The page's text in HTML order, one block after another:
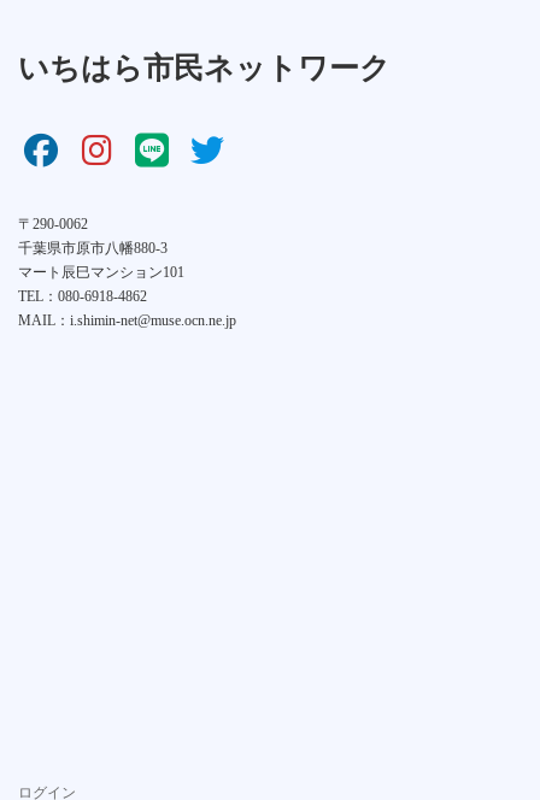
いちはら市民ネットワーク
〒290-0062
千葉県市原市八幡880-3
マート辰巳マンション101
TEL：080-6918-4862
MAIL：i.shimin-net@muse.ocn.ne.jp
ログイン